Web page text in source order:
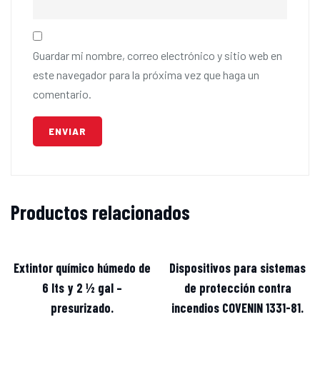
Guardar mi nombre, correo electrónico y sitio web en
este navegador para la próxima vez que haga un
comentario.
Productos relacionados
Extintor químico húmedo de
6 lts y 2 ½ gal –
presurizado.
Dispositivos para sistemas
de protección contra
incendios COVENIN 1331-81.